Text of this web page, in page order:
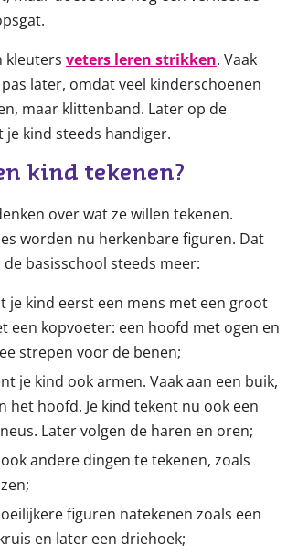
kleuters veters leren strikken. Vaak
later, omdat veel kinderschoenen
maar klittenband. Later op de
kind steeds handiger.
kind tekenen?
over wat ze willen tekenen.
worden nu herkenbare figuren. Dat
basisschool steeds meer:
je kind eerst een mens met een groot
een kopvoeter: een hoofd met ogen en
strepen voor de benen;
je kind ook armen. Vaak aan een buik,
het hoofd. Je kind tekent nu ook een
Later volgen de haren en oren;
andere dingen te tekenen, zoals
figuren natekenen zoals een
en later een driehoek;